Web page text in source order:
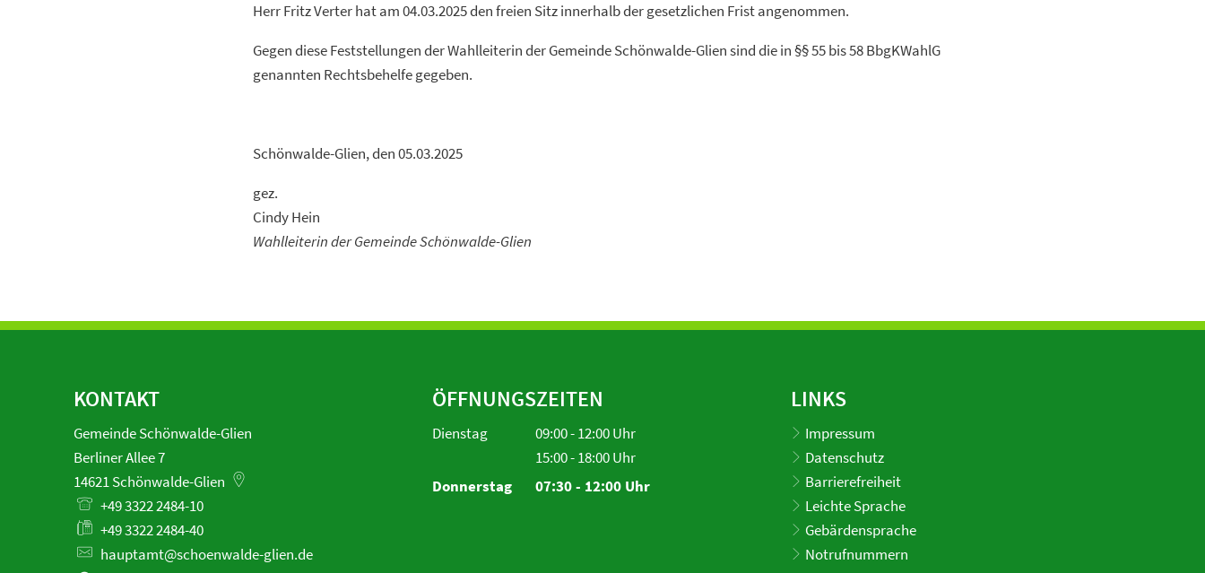
Herr Fritz Verter hat am 04.03.2025 den freien Sitz innerhalb der gesetzlichen Frist angenommen.
Gegen diese Feststellungen der Wahlleiterin der Gemeinde Schönwalde-Glien sind die in §§ 55 bis 58 BbgKWahlG
genannten Rechtsbehelfe gegeben.
Schönwalde-Glien, den 05.03.2025
gez.
Cindy Hein
Wahlleiterin der Gemeinde Schönwalde-Glien
KONTAKT
Gemeinde Schönwalde-Glien
Berliner Allee 7
14621Schönwalde-Glien
+49 3322 2484-10
+49 3322 2484-40
hauptamt@schoenwalde-glien.de
ÖFFNUNGSZEITEN
Dienstag 09:00-12:00Uhr
Von 09:00 bis 12:00 Uhr
15:00-18:00Uhr
Von 15:00 bis 18:00 Uhr
Donnerstag 07:30- 12:00 Uhr
LINKS
Impressum
Datenschutz
Barrierefreiheit
Leichte Sprache
Gebärdensprache
Notrufnummern